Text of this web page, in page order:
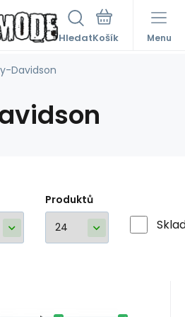
Hledat Menu
Davidson
Produktů